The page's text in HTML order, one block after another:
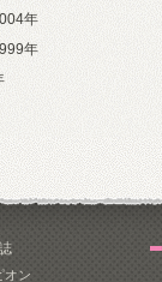
年
年
オン